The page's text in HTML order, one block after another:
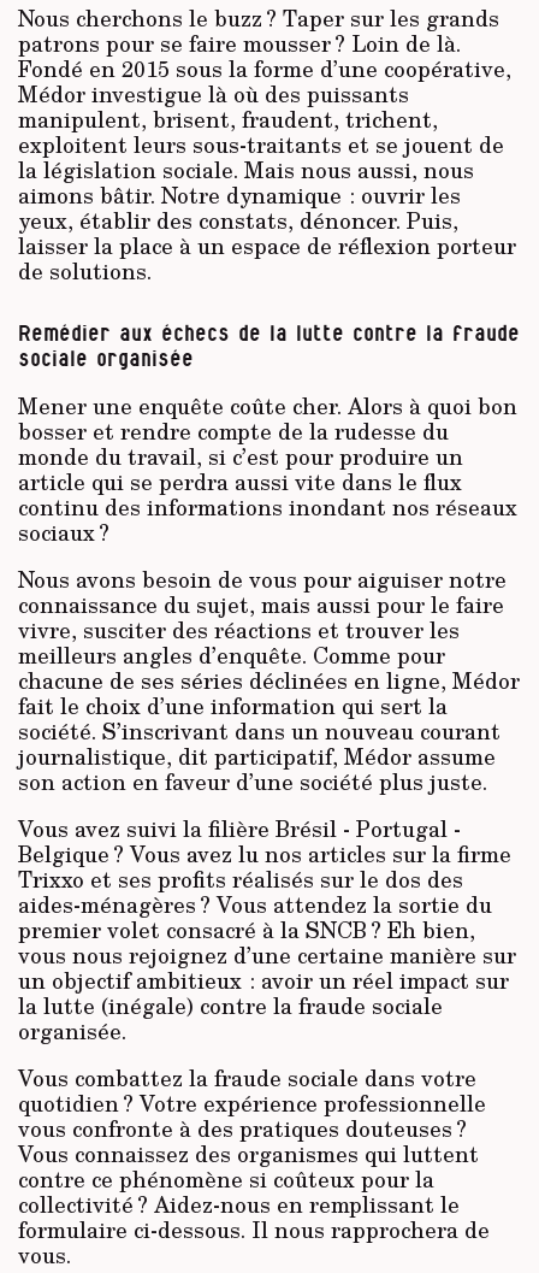
Nous cherchons le buzz ? Taper sur les grands
patrons pour se faire mousser ? Loin de là.
Fondé en 2015 sous la forme d’une coopérative,
Médor investigue là où des puissants
manipulent, brisent, fraudent, trichent,
exploitent leurs sous-traitants et se jouent de
la législation sociale. Mais nous aussi, nous
aimons bâtir. Notre dynamique : ouvrir les
yeux, établir des constats, dénoncer. Puis,
laisser la place à un espace de réflexion porteur
de solutions.
Remédier aux échecs de la lutte contre la fraude
sociale organisée
Mener une enquête coûte cher. Alors à quoi bon
bosser et rendre compte de la rudesse du
monde du travail, si c’est pour produire un
article qui se perdra aussi vite dans le flux
continu des informations inondant nos réseaux
sociaux ?
Nous avons besoin de vous pour aiguiser notre
connaissance du sujet, mais aussi pour le faire
vivre, susciter des réactions et trouver les
meilleurs angles d’enquête. Comme pour
chacune de ses séries déclinées en ligne, Médor
fait le choix d’une information qui sert la
société. S’inscrivant dans un nouveau courant
journalistique, dit participatif, Médor assume
son action en faveur d’une société plus juste.
Vous avez suivi la filière Brésil - Portugal -
Belgique ? Vous avez lu nos articles sur la firme
Trixxo et ses profits réalisés sur le dos des
aides-ménagères ? Vous attendez la sortie du
premier volet consacré à la SNCB ? Eh bien,
vous nous rejoignez d’une certaine manière sur
un objectif ambitieux : avoir un réel impact sur
la lutte (inégale) contre la fraude sociale
organisée.
Vous combattez la fraude sociale dans votre
quotidien ? Votre expérience professionnelle
vous confronte à des pratiques douteuses ?
Vous connaissez des organismes qui luttent
contre ce phénomène si coûteux pour la
collectivité ? Aidez-nous en remplissant le
formulaire ci-dessous. Il nous rapprochera de
vous.